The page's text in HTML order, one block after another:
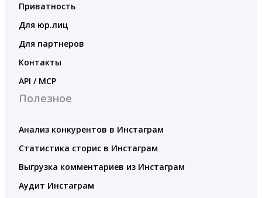
Приватность
Для юр.лиц
Для партнеров
Контакты
API / MCP
Полезное
Анализ конкурентов в Инстаграм
Статистика сторис в Инстаграм
Выгрузка комментариев из Инстаграм
Аудит Инстаграм